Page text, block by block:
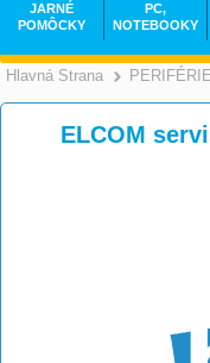
Hlavná Strana PERIFÉRIE
ELCOM
JARNÉ
POMÔCKY
PC,
NOTEBOOKY